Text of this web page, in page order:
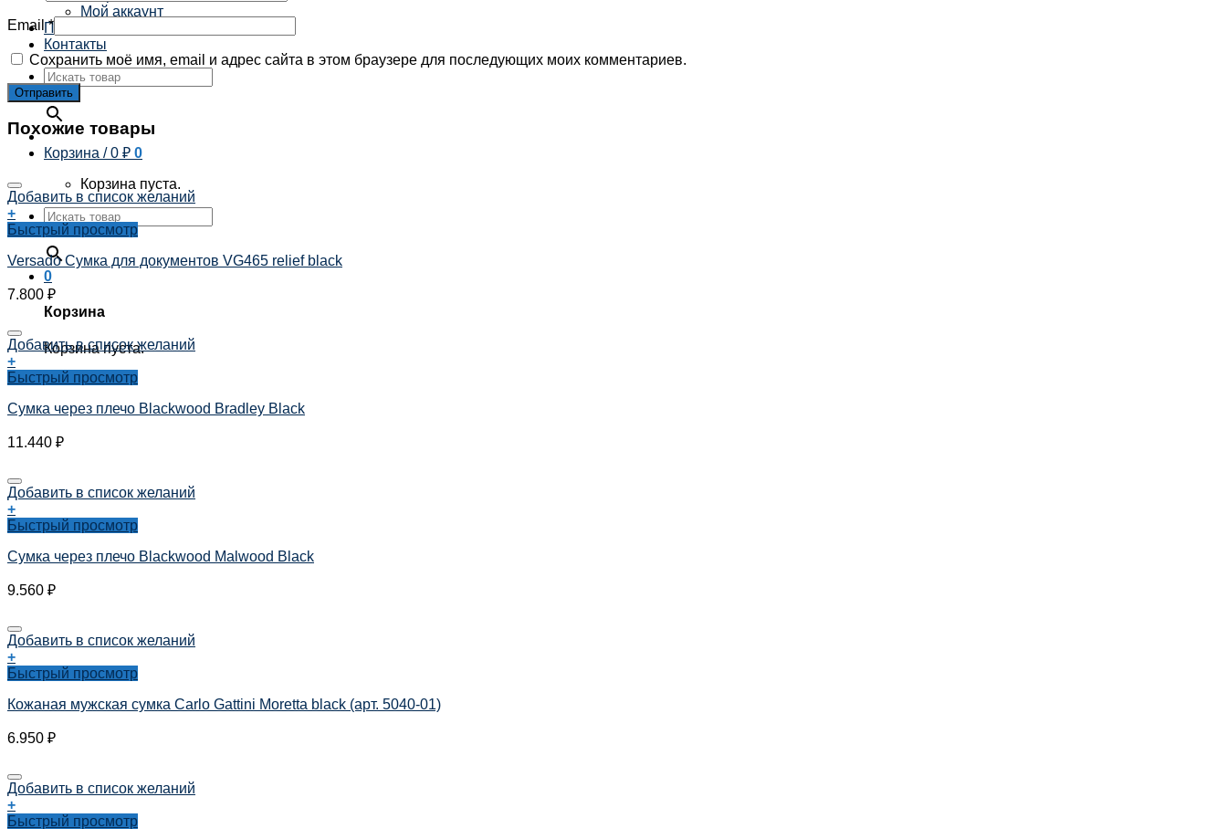
Мой аккаунт
Получить скидку
Контакты
×
Корзина /0 ₽ 0
Корзина пуста.
×
0
Корзина
Корзина пуста.
Email*
Сохранить моё имя, email и адрес сайта в этом браузере для последующих моих комментариев.
Похожие товары
Добавить в список желаний
+
Быстрый просмотр
Versado Сумка для документов VG465 relief black
7.800 ₽
Добавить в список желаний
+
Быстрый просмотр
Сумка через плечо Blackwood Bradley Black
11.440 ₽
Добавить в список желаний
+
Быстрый просмотр
Сумка через плечо Blackwood Malwood Black
9.560 ₽
Добавить в список желаний
+
Быстрый просмотр
Кожаная мужская сумка Carlo Gattini Moretta black (арт. 5040-01)
6.950 ₽
Добавить в список желаний
+
Быстрый просмотр